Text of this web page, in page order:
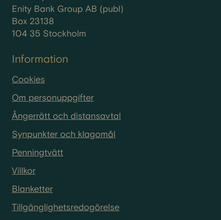
Enity Bank Group AB (publ)
Box 23138
104 35 Stockholm
Information
Cookies
Om personuppgifter
Ångerrätt och distansavtal
Synpunkter och klagomål
Penningtvätt
Villkor
Blanketter
Tillgänglighetsredogörelse